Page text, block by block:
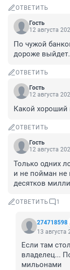
ОТВЕТИТЬ
Гость
12 августа
По чужой
дороже
ОТВЕТИТЬ
Гость
12 августа
Какой хороший
ОТВЕТИТЬ
Гость
12 августа
Только одних
и не пойман не
десятков
ОТВЕТИТЬ 1
274718598
13 августа
Если там
владелец...
мильонами